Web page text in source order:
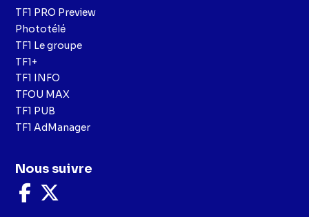
TF1 PRO Preview
Phototélé
TF1 Le groupe
TF1+
TF1 INFO
TFOU MAX
TF1 PUB
TF1 AdManager
Nous suivre
Nous
suivre